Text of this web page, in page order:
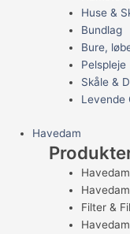
Huse &
Bundlag
Bure,
Pelspleje
Skåle &
Levende
Havedam
Filter &